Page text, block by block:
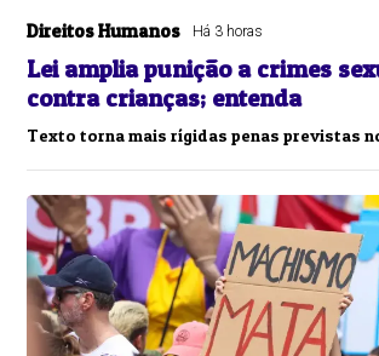
Direitos Humanos Há 3 horas
Lei amplia punição a crimes
contra crianças; entenda
Texto torna mais rígidas penas previstas